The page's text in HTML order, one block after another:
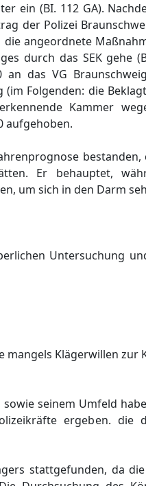
ein (BI. 112 GA).
der Polizei
angeordnete
durch das SEK gehe
das VG
Folgenden: die
Kammer
aufgehoben.
Er behauptet,
um sich in den Darm
Untersuchung
mangels Klägerwillen
seinem Umfeld
ergeben. die
stattgefunden, da